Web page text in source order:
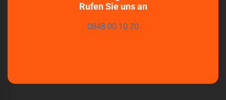
Rufen Sie uns an
0848 00 10 20